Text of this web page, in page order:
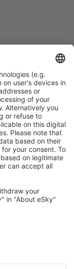
bezplatného
přihlášené
hotelů,
eSky
města